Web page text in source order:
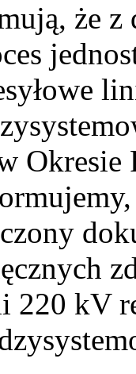
że
Okresie
kV